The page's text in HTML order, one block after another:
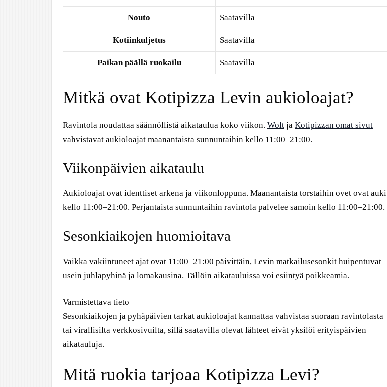
Nouto Saatavilla
Kotiinkuljetus Saatavilla
Paikan päällä ruokailu Saatavilla
Mitkä ovat Kotipizza Levin aukioloajat?
Ravintola noudattaa säännöllistä aikataulua koko viikon. Wolt ja Kotipizzan omat sivut
vahvistavat aukioloajat maanantaista sunnuntaihin kello 11:00–21:00.
Viikonpäivien aikataulu
Aukioloajat ovat identtiset arkena ja viikonloppuna. Maanantaista torstaihin ovet ovat auki
kello 11:00–21:00. Perjantaista sunnuntaihin ravintola palvelee samoin kello 11:00–21:00.
Sesonkiaikojen huomioitava
Vaikka vakiintuneet ajat ovat 11:00–21:00 päivittäin, Levin matkailusesonkit huipentuvat
usein juhlapyhinä ja lomakausina. Tällöin aikatauluissa voi esiintyä poikkeamia.
Varmistettava tieto
Sesonkiaikojen ja pyhäpäivien tarkat aukioloajat kannattaa vahvistaa suoraan ravintolasta
tai virallisilta verkkosivuilta, sillä saatavilla olevat lähteet eivät yksilöi erityispäivien
aikatauluja.
Mitä ruokia tarjoaa Kotipizza Levi?